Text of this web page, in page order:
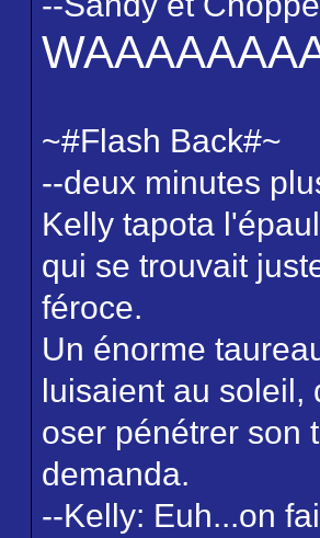
~#Flash Back#~
--deux minutes
Kelly tapota
qui se trouvait
féroce.
Un énorme
luisaient au soleil,
oser pénétrer son
demanda.
--Kelly: Euh...on